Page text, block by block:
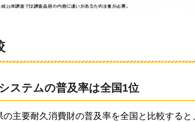
ステムの普及率は全国1位
の主要耐久消費財の普及率を全国と比較する